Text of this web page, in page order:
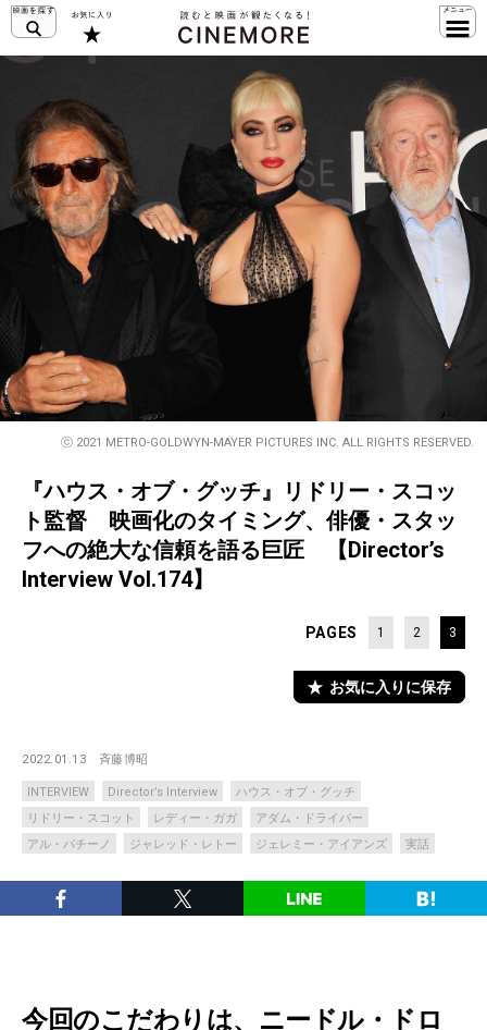
ⓒ 2021 METRO-GOLDWYN-MAYER PICTURES INC. ALL RIGHTS RESERVED.
『ハウス・オブ・グッチ』リドリー・スコッ
ト監督 映画化のタイミング、俳優・スタッ
フへの絶大な信頼を語る巨匠 【Director’s
Interview Vol.174】
PAGES 1 2 3
お気に入りに保存
2022.01.13 斉藤博昭
INTERVIEW Director’s Interview
ハウス・オブ・グッチ
リドリー・スコット
レディー・ガガ
アダム・ドライバー
アル・パチーノ
ジャレッド・レトー ジェレミー・アイアンズ 実話
今回のこだわりは、ニードル・ドロ